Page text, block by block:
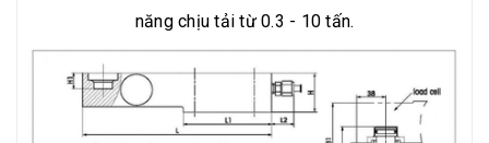
năng chịu tải từ 0.3 - 10 tấn.